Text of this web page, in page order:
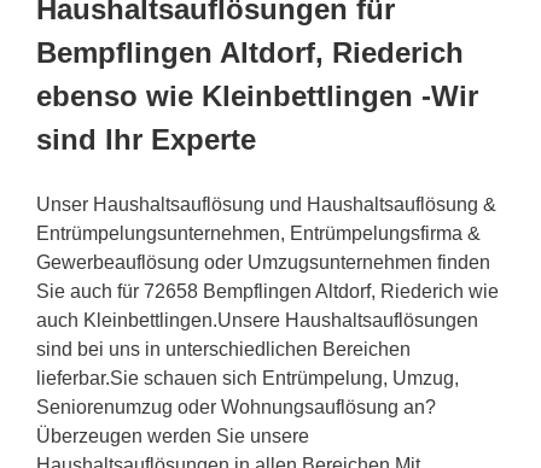
Haushaltsauflösungen für
Bempflingen Altdorf, Riederich
ebenso wie Kleinbettlingen -Wir
sind Ihr Experte
Unser Haushaltsauflösung und Haushaltsauflösung &
Entrümpelungsunternehmen, Entrümpelungsfirma &
Gewerbeauflösung oder Umzugsunternehmen finden
Sie auch für 72658 Bempflingen Altdorf, Riederich wie
auch Kleinbettlingen.Unsere Haushaltsauflösungen
sind bei uns in unterschiedlichen Bereichen
lieferbar.Sie schauen sich Entrümpelung, Umzug,
Seniorenumzug oder Wohnungsauflösung an?
Überzeugen werden Sie unsere